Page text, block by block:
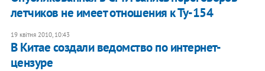
летчиков не имеет отношения к Ту-154
19 квітня 2010, 10:43
В Китае создали ведомство по интернет-
цензуре